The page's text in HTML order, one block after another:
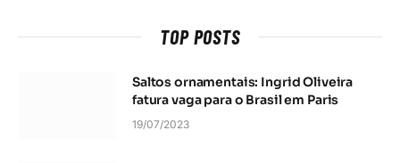
TOP POSTS
Saltos ornamentais: Ingrid Oliveira
fatura vaga para o Brasil em Paris
19/07/2023